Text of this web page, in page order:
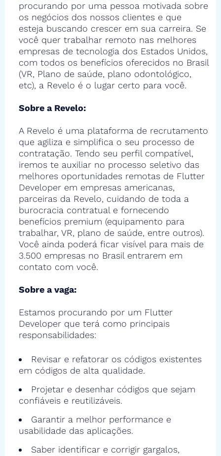
procurando por uma pessoa motivada sobre
os negócios dos nossos clientes e que
esteja buscando crescer em sua carreira. Se
você quer trabalhar remoto nas melhores
empresas de tecnologia dos Estados Unidos,
com todos os benefícios oferecidos no Brasil
(VR, Plano de saúde, plano odontológico,
etc), a Revelo é o lugar certo para você.
Sobre a Revelo:
A Revelo é uma plataforma de recrutamento
que agiliza e simplifica o seu processo de
contratação. Tendo seu perfil compatível,
iremos te auxiliar no processo seletivo das
melhores oportunidades remotas de Flutter
Developer em empresas americanas,
parceiras da Revelo, cuidando de toda a
burocracia contratual e fornecendo
benefícios premium (equipamento para
trabalhar, VR, plano de saúde, entre outros).
Você ainda poderá ficar visível para mais de
3.500 empresas no Brasil entrarem em
contato com você.
Sobre a vaga:
Estamos procurando por um Flutter
Developer que terá como principais
responsabilidades:
Revisar e refatorar os códigos existentes
em códigos de alta qualidade.
Projetar e desenhar códigos que sejam
confiáveis e reutilizáveis.
Garantir a melhor performance e
usabilidade das aplicações.
Saber identificar e corrigir gargalos,